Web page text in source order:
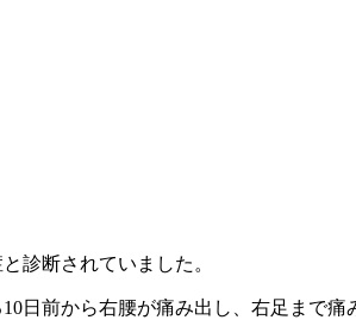
診断されていました。
日前から右腰が痛み出し、右足まで